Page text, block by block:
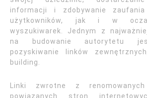
informacji i zdobywanie
użytkowników, jak i w
wyszukiwarek. Jednym z
na budowanie autorytetu
pozyskiwanie linków
building.
Linki zwrotne z
powiązanych stron